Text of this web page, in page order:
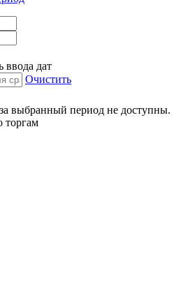
ввода дат
Очистить
выбранный период не доступны.
торгам